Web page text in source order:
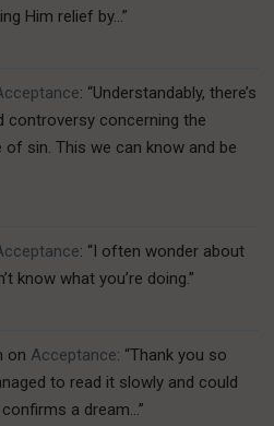
Him relief by… ”
: “Understandably, there’s
controversy concerning the
of sin. This we can know and be
: “I often wonder about
know what you’re doing.”
on Acceptance: “Thank you so
to read it slowly and could
a dream… ”